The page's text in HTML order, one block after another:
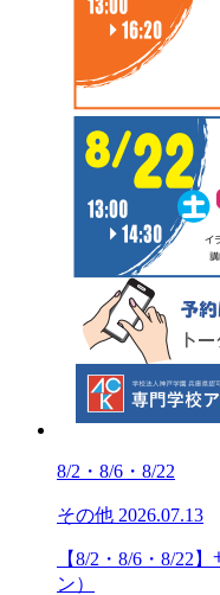
8/2・8/6・8/22
その他 2026.07.13
【8/2・8/6・8/22
ン）